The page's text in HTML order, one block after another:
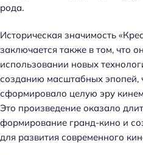
рода.
Историческая значимость
заключается также в том, что
использовании новых
созданию масштабных эпопей,
сформировало целую эру
Это произведение оказало
формирование гранд-кино и
для развития современного